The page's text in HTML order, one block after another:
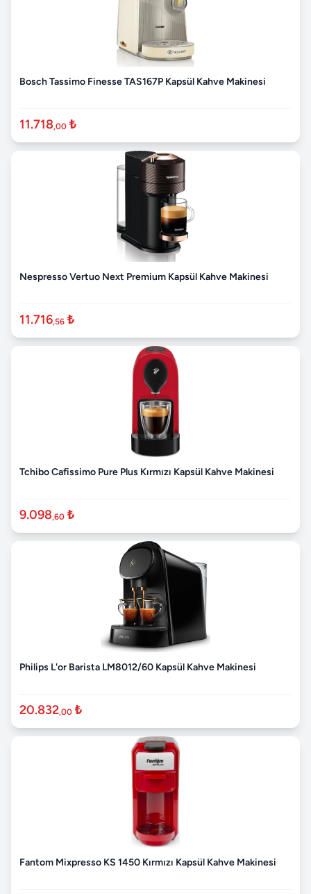
Bosch Tassimo Finesse TAS167P Kapsül Kahve Makinesi
11.718,00 ₺
Nespresso Vertuo Next Premium Kapsül Kahve Makinesi
11.716,56 ₺
Tchibo Cafissimo Pure Plus Kırmızı Kapsül Kahve Makinesi
9.098,60 ₺
Philips L'or Barista LM8012/60 Kapsül Kahve Makinesi
20.832,00 ₺
Fantom Mixpresso KS 1450 Kırmızı Kapsül Kahve Makinesi